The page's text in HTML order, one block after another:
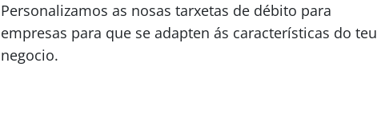
Personalizamos as nosas tarxetas de débito para
empresas para que se adapten ás características do teu
negocio.